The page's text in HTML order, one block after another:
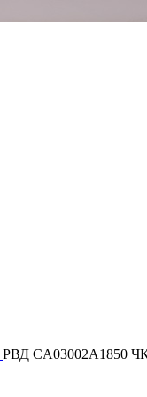
РВД CA03002A1850